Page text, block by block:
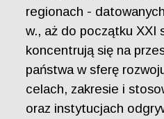
regionach -
w., aż do początku XXI
koncentrują się na
państwa w sferę
celach, zakresie i
oraz instytucjach